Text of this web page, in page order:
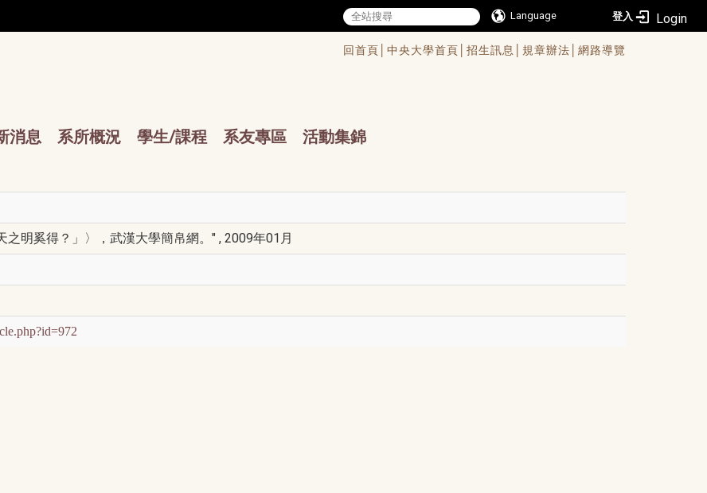
Language 登入
回首頁│ 中央大學首頁│ 招生訊息│ 規章辦法│ 網路導覽
消息 系所概況 學生/課程 系友專區 活動集錦
明奚得？」〉，武漢大學簡帛網。" , 2009年01月